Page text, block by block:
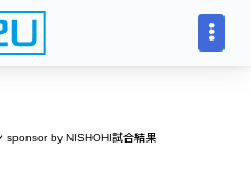
sponsor by NISHOHI試合結果